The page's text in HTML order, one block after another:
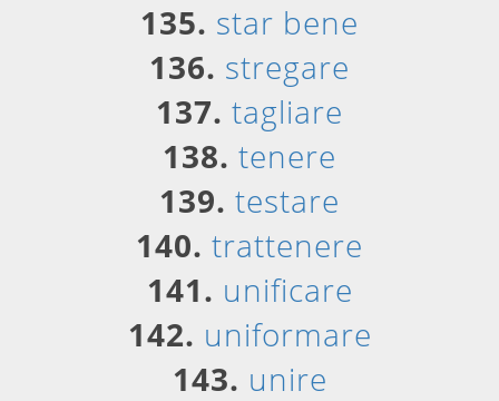
135. star bene
136. stregare
137. tagliare
138. tenere
139. testare
140. trattenere
141. unificare
142. uniformare
143. unire